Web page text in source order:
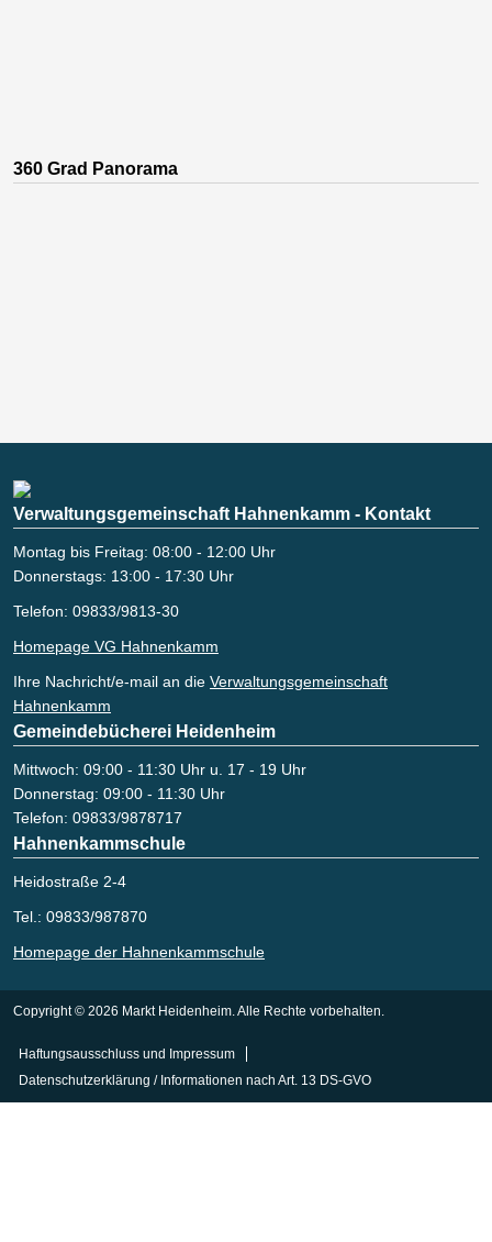
360 Grad Panorama
Verwaltungsgemeinschaft Hahnenkamm - Kontakt
Montag bis Freitag: 08:00 - 12:00 Uhr
Donnerstags: 13:00 - 17:30 Uhr
Telefon: 09833/9813-30
Homepage VG Hahnenkamm
Ihre Nachricht/e-mail an die Verwaltungsgemeinschaft
Hahnenkamm
Gemeindebücherei Heidenheim
Mittwoch: 09:00 - 11:30 Uhr u. 17 - 19 Uhr
Donnerstag: 09:00 - 11:30 Uhr
Telefon: 09833/9878717
Hahnenkammschule
Heidostraße 2-4
Tel.: 09833/987870
Homepage der Hahnenkammschule
Copyright © 2026 Markt Heidenheim. Alle Rechte vorbehalten.
Haftungsausschluss und Impressum
Datenschutzerklärung / Informationen nach Art. 13 DS-GVO